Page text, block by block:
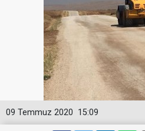
15:09
09 Temmuz 2020